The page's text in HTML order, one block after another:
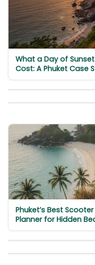
What a Day of
Cost: A Phuket Case
Phuket’s Best
Planner for Hidden